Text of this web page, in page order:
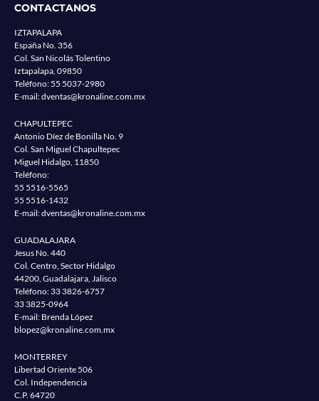
CONTACTANOS
IZTAPALAPA
España No. 356
Col. San Nicolás Tolentino
Iztapalapa, 09850
Teléfono: 55 5037-2980
E-mail:dventas@kronaline.com.mx
CHAPULTEPEC
Antonio Díez de Bonilla No. 9
Col. San Miguel Chapultepec
Miguel Hidalgo, 11850
Teléfono:
55 5516-5565
55 5516-1432
E-mail:dventas@kronaline.com.mx
GUADALAJARA
Jesus No. 440
Col. Centro, Sector Hidalgo
44200, Guadalajara, Jalisco
Teléfono: 33 3826-6757
33 3825-0964
E-mail: Brenda López
blopez@kronaline.com.mx
MONTERREY
Libertad Oriente 506
Col. Independencia
C.P. 64720